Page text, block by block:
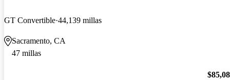
GT Convertible 44,139 millas
Sacramento, CA
47 millas